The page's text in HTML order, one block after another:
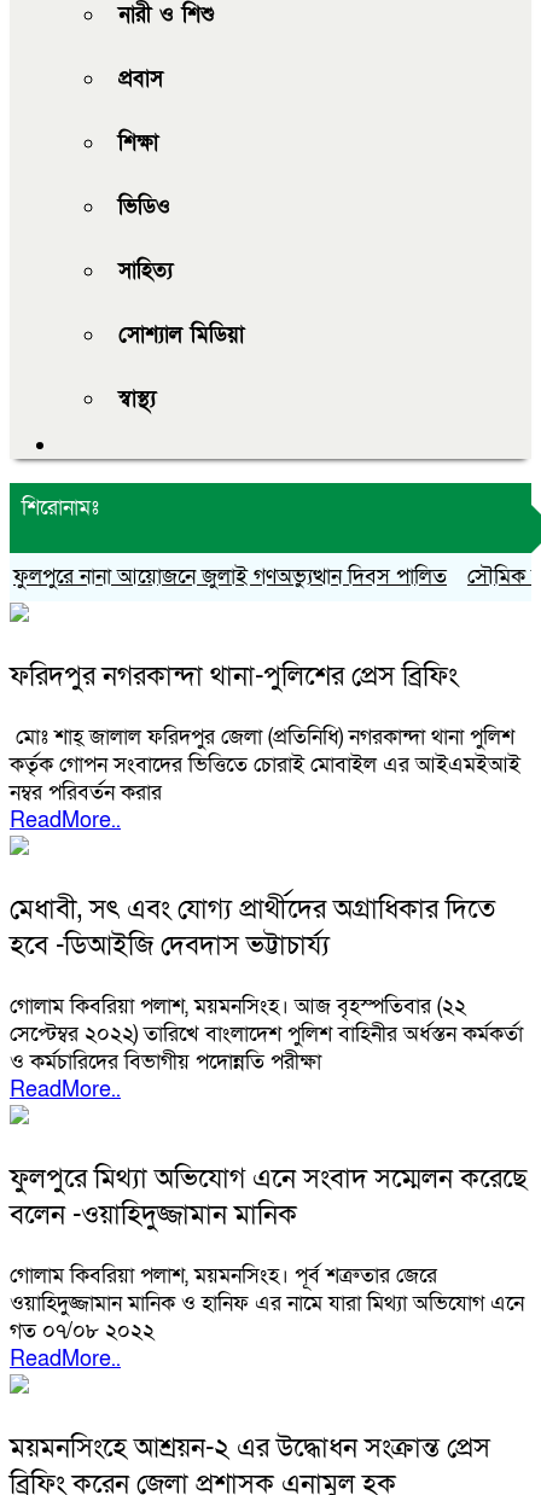
নারী ও শিশু
প্রবাস
শিক্ষা
ভিডিও
সাহিত্য
সোশ্যাল মিডিয়া
স্বাস্থ্য
শিরোনামঃ
নানা আয়োজনে জুলাই গণঅভ্যুত্থান দিবস পালিত সৌমিক
ফরিদপুর নগরকান্দা থানা-পুলিশের প্রেস ব্রিফিং
মোঃ শাহ্ জালাল ফরিদপুর জেলা (প্রতিনিধি) নগরকান্দা থানা পুলিশ
কর্তৃক গোপন সংবাদের ভিত্তিতে চোরাই মোবাইল এর আইএমইআই
নম্বর পরিবর্তন করার
ReadMore..
মেধাবী, সৎ এবং যোগ্য প্রার্থীদের অগ্রাধিকার দিতে
হবে -ডিআইজি দেবদাস ভট্টাচার্য্য
গোলাম কিবরিয়া পলাশ, ময়মনসিংহ। আজ বৃহস্পতিবার (২২
সেপ্টেম্বর ২০২২) তারিখে বাংলাদেশ পুলিশ বাহিনীর অর্ধস্তন কর্মকর্তা
ও কর্মচারিদের বিভাগীয় পদোন্নতি পরীক্ষা
ReadMore..
ফুলপুরে মিথ্যা অভিযোগ এনে সংবাদ সম্মেলন করেছে
বলেন -ওয়াহিদুজ্জামান মানিক
গোলাম কিবরিয়া পলাশ, ময়মনসিংহ। পূর্ব শত্রুতার জেরে
ওয়াহিদুজ্জামান মানিক ও হানিফ এর নামে যারা মিথ্যা অভিযোগ এনে
গত ০৭/০৮ ২০২২
ReadMore..
ময়মনসিংহে আশ্রয়ন-২ এর উদ্ধোধন সংক্রান্ত প্রেস
ব্রিফিং করেন জেলা প্রশাসক এনামুল হক